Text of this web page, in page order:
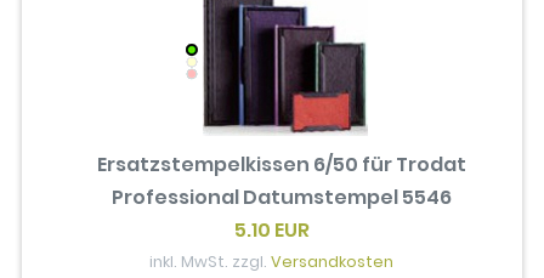
Ersatzstempelkissen 6/50 für Trodat
Professional Datumstempel 5546
5.10 EUR
inkl. MwSt. zzgl.Versandkosten